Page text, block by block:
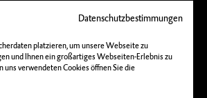
Datenschutzbestimmungen
platzieren, um unsere Webseite zu
und Ihnen ein großartiges Webseiten-Erlebnis zu
verwendeten Cookies öffnen Sie die